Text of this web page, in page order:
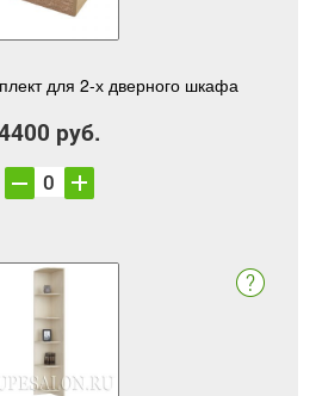
для 2-х дверного шкафа
руб.